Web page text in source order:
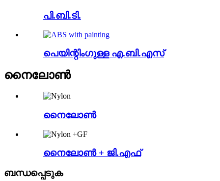
പി.ബി.ടി.
പെയിന്റിംഗുള്ള എ.ബി.എസ്
നൈലോൺ
നൈലോൺ
നൈലോൺ + ജി.എഫ്
ബന്ധപ്പെടുക